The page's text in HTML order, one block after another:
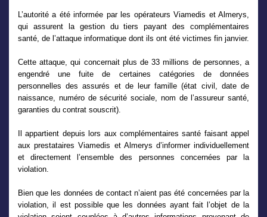
L’autorité a été informée par les opérateurs Viamedis et Almerys,
qui assurent la gestion du tiers payant des complémentaires
santé, de l’attaque informatique dont ils ont été victimes fin janvier.
Cette attaque, qui concernait plus de 33 millions de personnes, a
engendré une fuite de certaines catégories de données
personnelles des assurés et de leur famille (état civil, date de
naissance, numéro de sécurité sociale, nom de l’assureur santé,
garanties du contrat souscrit).
Il appartient depuis lors aux complémentaires santé faisant appel
aux prestataires Viamedis et Almerys d’informer individuellement
et directement l’ensemble des personnes concernées par la
violation.
Bien que les données de contact n’aient pas été concernées par la
violation, il est possible que les données ayant fait l’objet de la